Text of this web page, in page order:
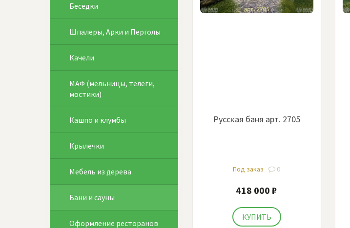
Русская баня арт. 2705
Под заказ 0
418 000 ₽
Беседки
Шпалеры, Арки и Перголы
Качели
МАФ (мельницы, телеги,
мостики)
Кашпо и клумбы
Крылечки
Мебель из дерева
Бани и сауны
Оформление ресторанов